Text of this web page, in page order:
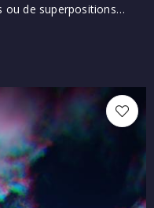
ou de superpositions…